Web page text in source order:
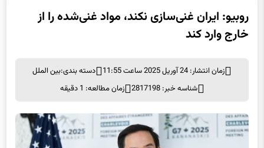
روبیو: ایران غنی‌سازی نکند، مواد غنی‌شده را از
خارج وارد کند
زمان انتشار: 24 آوریل 2025 ساعت 11:55 دسته بندی:بین الملل
شناسه خبر: 2817198
زمان مطالعه: 1 دقیقه